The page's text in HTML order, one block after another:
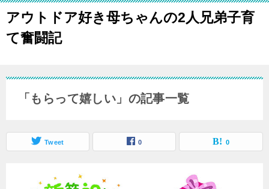
アウトドア好き母ちゃんの2人兄弟子育
て奮闘記
「もらって嬉しい」の記事一覧
Tweet 0 0